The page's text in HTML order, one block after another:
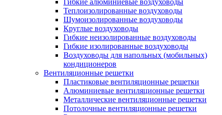
Гибкие алюминиевые воздуховоды
Теплоизолированные воздуховоды
Шумоизолированные воздуховоды
Круглые воздуховоды
Гибкие неизолированные воздуховоды
Гибкие изолированные воздуховоды
Воздуховоды для напольных (мобильных)
кондиционеров
Вентиляционные решетки
Пластиковые вентиляционные решетки
Алюминиевые вентиляционные решетки
Металлические вентиляционные решетки
Потолочные вентиляционные решетки